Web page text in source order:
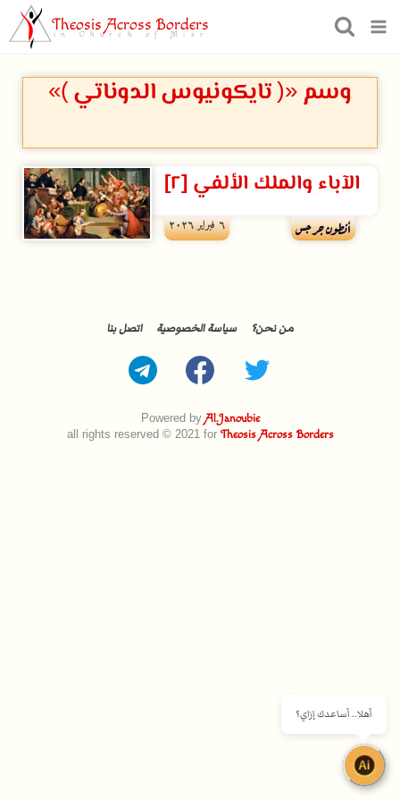
Theosis Across Borders
in Church of Misr
وسم «( تايكونيوس الدوناتي )»
الآباء والملك الألفي [٢]
أنطون جرجس ٦ فبراير ۲۰۲٦
Powered byAl.Janoubie
all rights reserved © 2021 for Theosis Across Borders
من نحن؟ سياسة الخصوصية اتصل بنا
أهلا.. أساعدك إزاي؟